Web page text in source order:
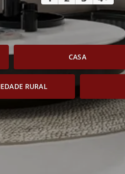
CASA
RURAL